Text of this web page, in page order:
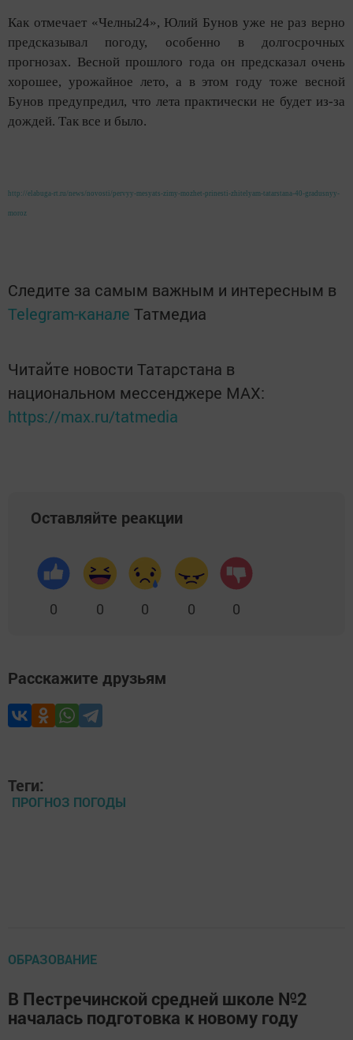
Как отмечает «Челны24», Юлий Бунов уже не раз верно
предсказывал погоду, особенно в долгосрочных
прогнозах. Весной прошлого года он предсказал очень
хорошее, урожайное лето, а в этом году тоже весной
Бунов предупредил, что лета практически не будет из-за
дождей. Так все и было.
http://elabuga-rt.ru/news/novosti/pervyy-mesyats-zimy-mozhet-prinesti-zhitelyam-tatarstana-40-gradusnyy-
moroz
Следите за самым важным и интересным в
Telegram-канале Татмедиа
Читайте новости Татарстана в
национальном мессенджере MАХ:
https://max.ru/tatmedia
Оставляйте реакции
0 0 0 0 0
Расскажите друзьям
Теги:
ПРОГНОЗ ПОГОДЫ
ОБРАЗОВАНИЕ
В Пестречинской средней школе №2
началась подготовка к новому году